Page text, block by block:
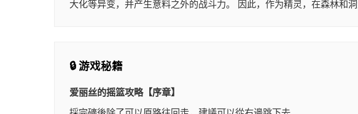
大化等异变，并产生意料之外的战斗力。 因此，作为精灵，在森林和洞
🔒 游戏秘籍
爱丽丝的摇篮攻略【序章】